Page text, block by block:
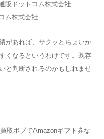
販ドットコム株式会社
ム株式会社
があれば、サクッとちょいか
くなるというわけです。既存
と判断されるのかもしれませ
取ボブでAmazonギフト券な